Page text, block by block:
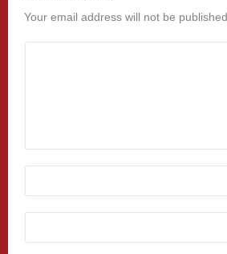
Your email address will not be published.